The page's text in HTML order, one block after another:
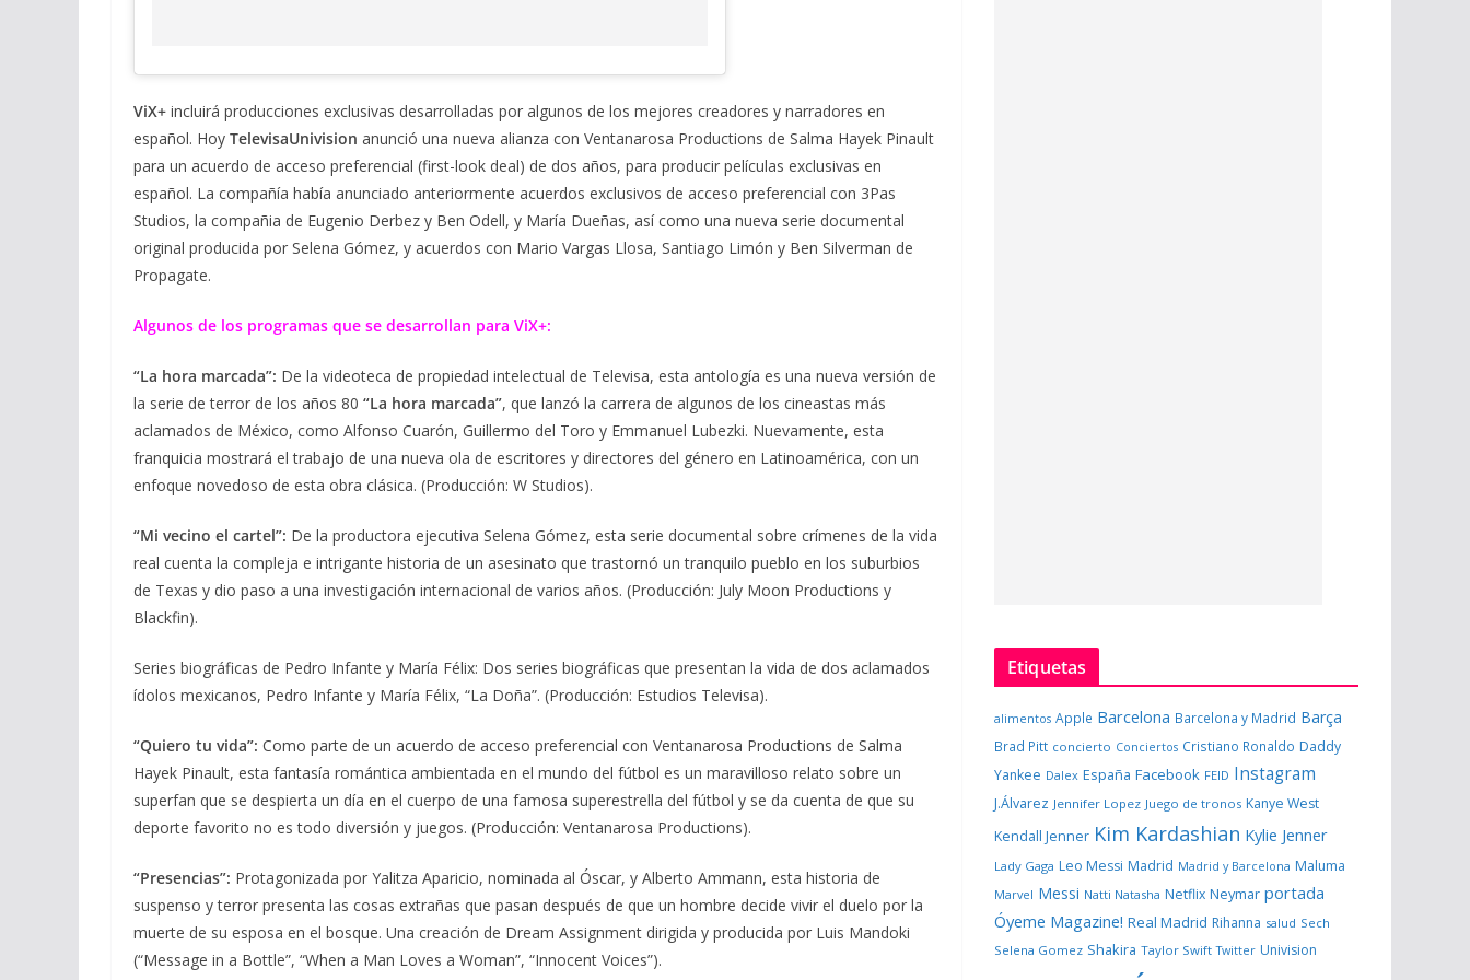
ViX+ incluirá producciones exclusivas desarrolladas por algunos de los mejores creadores y narradores en
español. Hoy TelevisaUnivision anunció una nueva alianza con Ventanarosa Productions de Salma Hayek Pinault
para un acuerdo de acceso preferencial (first-look deal) de dos años, para producir películas exclusivas en
español. La compañía había anunciado anteriormente acuerdos exclusivos de acceso preferencial con 3Pas
Studios, la compañia de Eugenio Derbez y Ben Odell, y María Dueñas, así como una nueva serie documental
original producida por Selena Gómez, y acuerdos con Mario Vargas Llosa, Santiago Limón y Ben Silverman de
Propagate.
Algunos de los programas que se desarrollan para ViX+:
“La hora marcada”: De la videoteca de propiedad intelectual de Televisa, esta antología es una nueva versión de
la serie de terror de los años 80 “La hora marcada”, que lanzó la carrera de algunos de los cineastas más
aclamados de México, como Alfonso Cuarón, Guillermo del Toro y Emmanuel Lubezki. Nuevamente, esta
franquicia mostrará el trabajo de una nueva ola de escritores y directores del género en Latinoamérica, con un
enfoque novedoso de esta obra clásica. (Producción: W Studios).
“Mi vecino el cartel”: De la productora ejecutiva Selena Gómez, esta serie documental sobre crímenes de la vida
real cuenta la compleja e intrigante historia de un asesinato que trastornó un tranquilo pueblo en los suburbios
de Texas y dio paso a una investigación internacional de varios años. (Producción: July Moon Productions y
Blackfin).
Series biográficas de Pedro Infante y María Félix: Dos series biográficas que presentan la vida de dos aclamados
ídolos mexicanos, Pedro Infante y María Félix, “La Doña”. (Producción: Estudios Televisa).
“Quiero tu vida”: Como parte de un acuerdo de acceso preferencial con Ventanarosa Productions de Salma
Hayek Pinault, esta fantasía romántica ambientada en el mundo del fútbol es un maravilloso relato sobre un
superfan que se despierta un día en el cuerpo de una famosa superestrella del fútbol y se da cuenta de que su
deporte favorito no es todo diversión y juegos. (Producción: Ventanarosa Productions).
“Presencias”: Protagonizada por Yalitza Aparicio, nominada al Óscar, y Alberto Ammann, esta historia de
suspenso y terror presenta las cosas extrañas que pasan después de que un hombre decide vivir el duelo por la
muerte de su esposa en el bosque. Una creación de Dream Assignment dirigida y producida por Luis Mandoki
(“Message in a Bottle”, “When a Man Loves a Woman”, “Innocent Voices”).
Etiquetas
alimentos Apple Barcelona Barcelona y Madrid Barça
Brad Pitt concierto Conciertos Cristiano Ronaldo Daddy
Yankee Dalex España Facebook FEID Instagram
J.Álvarez Jennifer Lopez Juego de tronos Kanye West
Kendall Jenner Kim Kardashian Kylie Jenner
Lady Gaga Leo Messi Madrid Madrid y Barcelona Maluma
Marvel Messi Natti Natasha Netflix Neymar portada
Óyeme Magazine! Real Madrid Rihanna salud Sech
Selena Gomez Shakira Taylor Swift Twitter Univision